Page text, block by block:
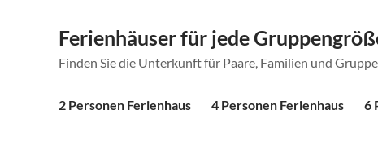
Ferienhäuser für jede
Finden Sie die Unterkunft für Paare, Familien und
2 Personen Ferienhaus 4 Personen Ferienhaus 6